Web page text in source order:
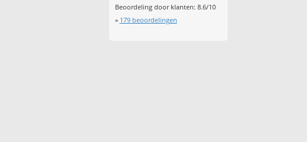
Beoordeling door klanten: 8.6/10
» 179beoordelingen